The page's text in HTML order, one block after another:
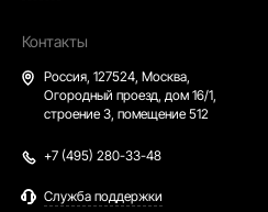
Контакты
Россия, 127524, Москва,
Огородный проезд, дом 16/1,
строение 3, помещение 512
+7 (495) 280-33-48
Служба поддержки